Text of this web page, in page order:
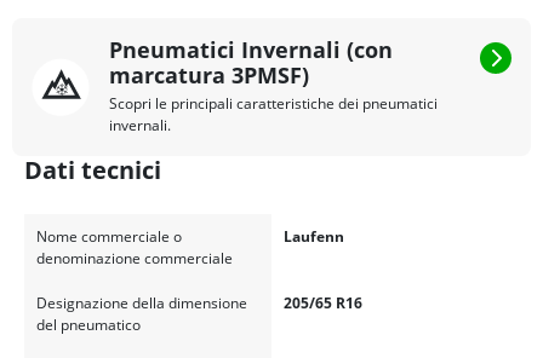
Pneumatici Invernali (con
marcatura 3PMSF)
Scopri le principali caratteristiche dei pneumatici
invernali.
Dati tecnici
Nome commerciale o
denominazione commerciale
Laufenn
Designazione della dimensione
del pneumatico
205/65 R16